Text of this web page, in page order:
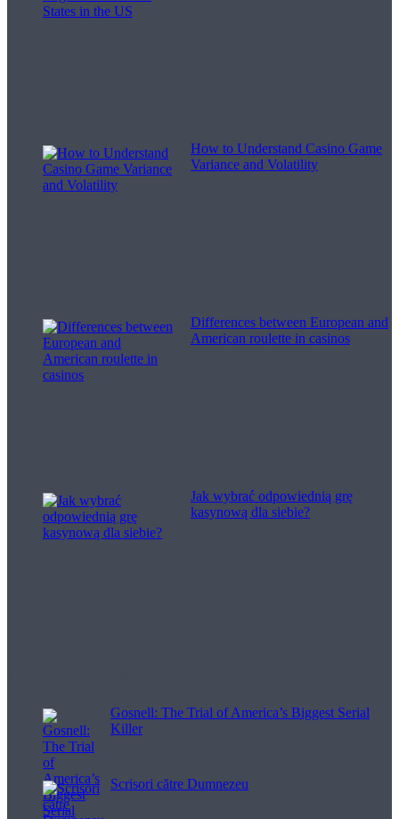
How to Understand Casino Game
Variance and Volatility
Differences between European and
American roulette in casinos
Jak wybrać odpowiednią grę
kasynową dla siebie?
Gosnell: The Trial of America’s Biggest Serial
Killer
Scrisori către Dumnezeu